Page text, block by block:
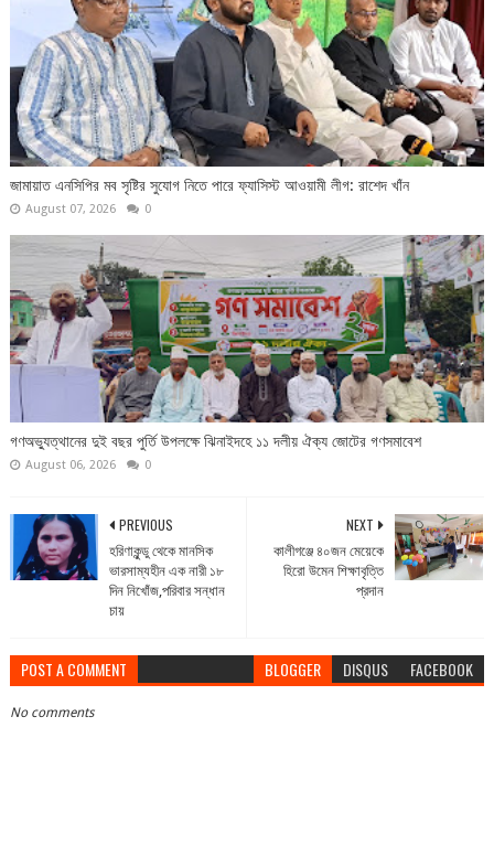
জামায়াত এনসিপির মব সৃষ্টির সুযোগ নিতে পারে ফ্যাসিস্ট আওয়ামী লীগ: রাশেদ খাঁন
August 07, 2026 0
গণঅভ্যুত্থানের দুই বছর পুর্তি উপলক্ষে ঝিনাইদহে ১১ দলীয় ঐক্য জোটের গণসমাবেশ
August 06, 2026 0
NEXT
কালীগঞ্জে ৪০জন মেয়েকে
হিরো উমেন শিক্ষাবৃত্তি
প্রদান
PREVIOUS
হরিণাকুন্ডু থেকে মানসিক
ভারসাম্যহীন এক নারী ১৮
দিন নিখোঁজ,পরিবার সন্ধান
চায়
POST A COMMENT BLOGGER DISQUS FACEBOOK
No comments